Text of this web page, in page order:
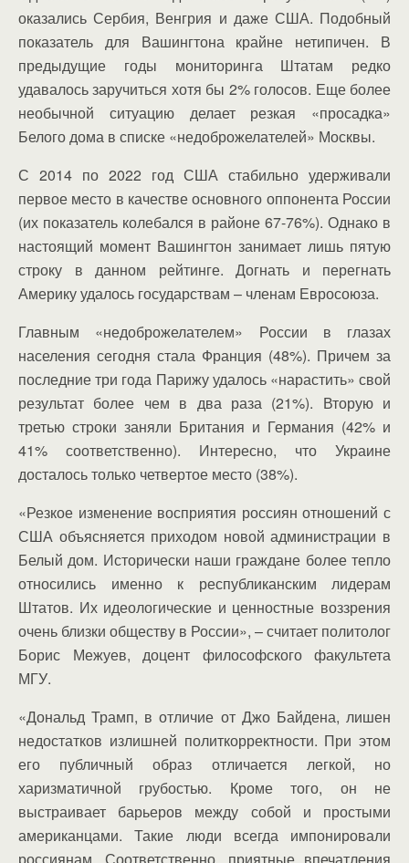
оказались Сербия, Венгрия и даже США. Подобный
показатель для Вашингтона крайне нетипичен. В
предыдущие годы мониторинга Штатам редко
удавалось заручиться хотя бы 2% голосов. Еще более
необычной ситуацию делает резкая «просадка»
Белого дома в списке «недоброжелателей» Москвы.
С 2014 по 2022 год США стабильно удерживали
первое место в качестве основного оппонента России
(их показатель колебался в районе 67-76%). Однако в
настоящий момент Вашингтон занимает лишь пятую
строку в данном рейтинге. Догнать и перегнать
Америку удалось государствам – членам Евросоюза.
Главным «недоброжелателем» России в глазах
населения сегодня стала Франция (48%). Причем за
последние три года Парижу удалось «нарастить» свой
результат более чем в два раза (21%). Вторую и
третью строки заняли Британия и Германия (42% и
41% соответственно). Интересно, что Украине
досталось только четвертое место (38%).
«Резкое изменение восприятия россиян отношений с
США объясняется приходом новой администрации в
Белый дом. Исторически наши граждане более тепло
относились именно к республиканским лидерам
Штатов. Их идеологические и ценностные воззрения
очень близки обществу в России», – считает политолог
Борис Межуев, доцент философского факультета
МГУ.
«Дональд Трамп, в отличие от Джо Байдена, лишен
недостатков излишней политкорректности. При этом
его публичный образ отличается легкой, но
харизматичной грубостью. Кроме того, он не
выстраивает барьеров между собой и простыми
американцами. Такие люди всегда импонировали